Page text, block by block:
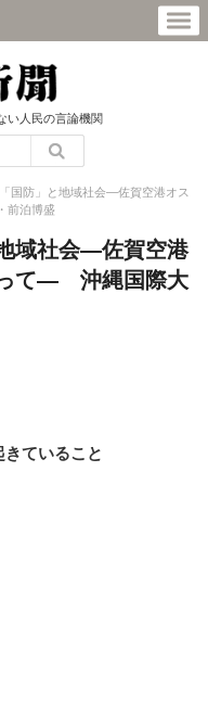
い人民の言論機関
国防」と地域社会―佐賀空港オス
前泊博盛
域社会―佐賀空港
って― 沖縄国際大
ていること